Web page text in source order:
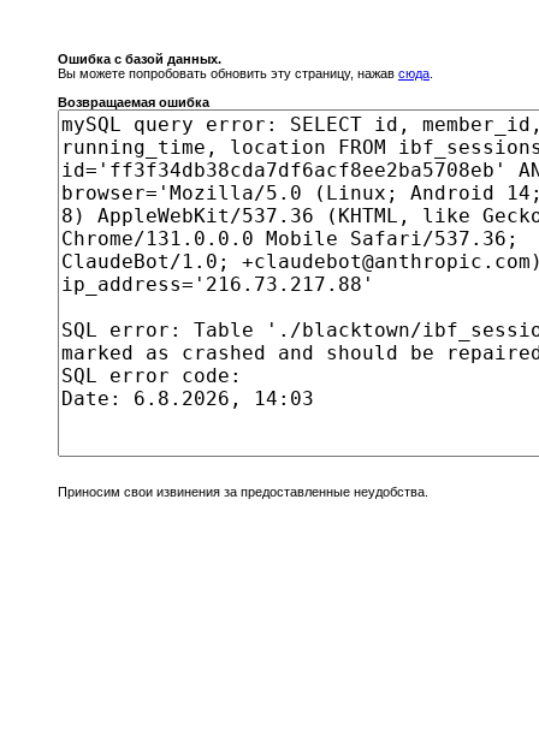
Ошибка с базой данных.
Вы можете попробовать обновить эту страницу, нажав сюда
Возвращаемая ошибка
Приносим свои извинения за предоставленные неудобства.